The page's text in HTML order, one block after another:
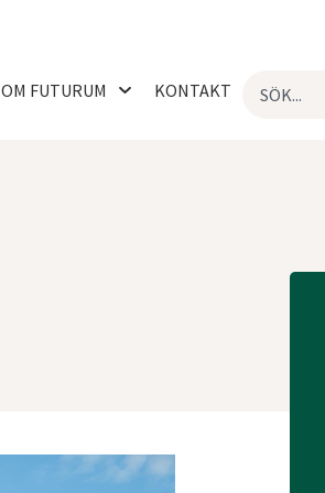
OM FUTURUM KONTAKT